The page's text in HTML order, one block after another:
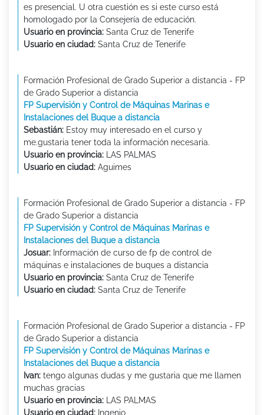
es presencial. U otra cuestión es si este curso está
homologado por la Consejería de educación.
Usuario en provincia: Santa Cruz de Tenerife
Usuario en ciudad: Santa Cruz de Tenerife
Formación Profesional de Grado Superior a distancia - FP
de Grado Superior a distancia
FP Supervisión y Control de Máquinas Marinas e
Instalaciones del Buque a distancia
Sebastián: Estoy muy interesado en el curso y
me.gustaria tener toda la información necesaria.
Usuario en provincia: LAS PALMAS
Usuario en ciudad: Aguimes
Formación Profesional de Grado Superior a distancia - FP
de Grado Superior a distancia
FP Supervisión y Control de Máquinas Marinas e
Instalaciones del Buque a distancia
Josuar: Información de curso de fp de control de
máquinas e instalaciones de buques a distancia
Usuario en provincia: Santa Cruz de Tenerife
Usuario en ciudad: Santa Cruz de Tenerife
Formación Profesional de Grado Superior a distancia - FP
de Grado Superior a distancia
FP Supervisión y Control de Máquinas Marinas e
Instalaciones del Buque a distancia
Ivan: tengo algunas dudas y me gustaria que me llamen
muchas gracias
Usuario en provincia: LAS PALMAS
Usuario en ciudad: Ingenio